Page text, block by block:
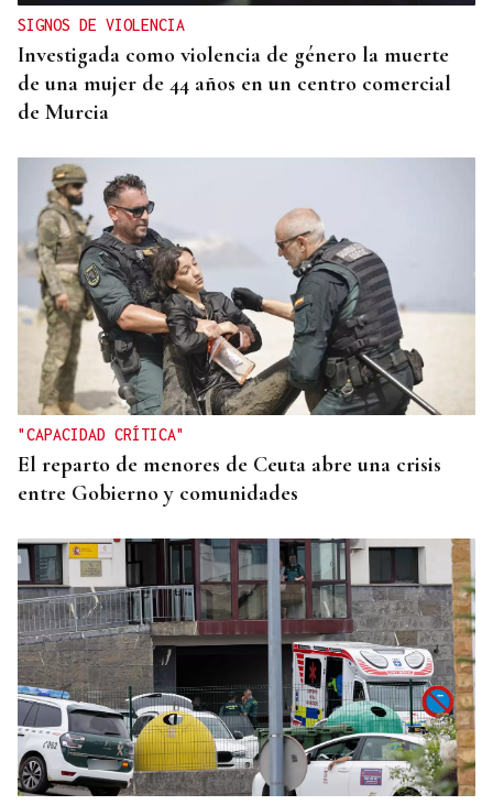
SIGNOS DE VIOLENCIA
Investigada como violencia de género la muerte
de una mujer de 44 años en un centro comercial
de Murcia
"CAPACIDAD CRÍTICA"
El reparto de menores de Ceuta abre una crisis
entre Gobierno y comunidades